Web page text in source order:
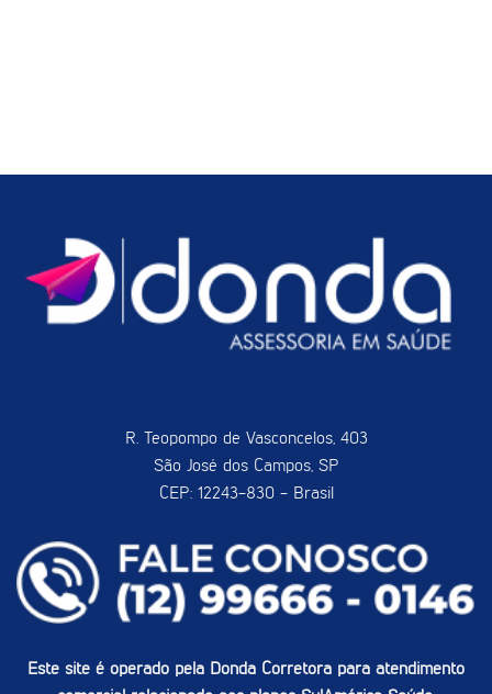
R. Teopompo de Vasconcelos, 403
São José dos Campos, SP
CEP: 12243-830 - Brasil
Este site é operado pela Donda Corretora para atendimento